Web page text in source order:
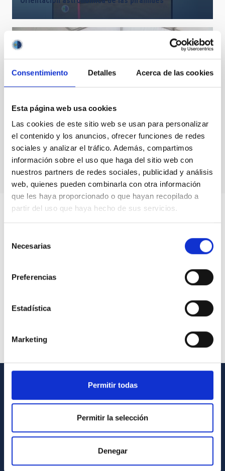
Consentimiento Detalles Acerca de las cookies
Esta página web usa cookies
Las cookies de este sitio web se usan para personalizar
el contenido y los anuncios, ofrecer funciones de redes
sociales y analizar el tráfico. Además, compartimos
información sobre el uso que haga del sitio web con
nuestros partners de redes sociales, publicidad y análisis
web, quienes pueden combinarla con otra información
que les haya proporcionado o que hayan recopilado a
partir del uso que haya hecho de sus servicios.
Necesarias
Preferencias
Estadística
Marketing
Permitir todas
Permitir la selección
Denegar
Asistentes a la reunión del Consejo Rector del IAC
Cómo llegar al IAC
Biblioteca